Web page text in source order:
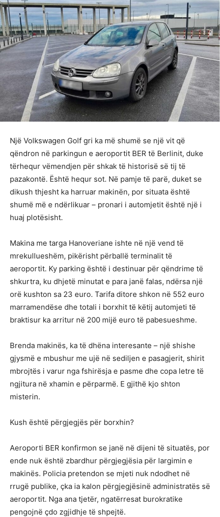
Një Volkswagen Golf gri ka më shumë se një vit që
qëndron në parkingun e aeroportit BER të Berlinit, duke
tërhequr vëmendjen për shkak të historisë së tij të
pazakontë. Është hequr sot. Në pamje të parë, duket se
dikush thjesht ka harruar makinën, por situata është
shumë më e ndërlikuar – pronari i automjetit është një i
huaj plotësisht.
Makina me targa Hanoveriane ishte në një vend të
mrekullueshëm, pikërisht përballë terminalit të
aeroportit. Ky parking është i destinuar për qëndrime të
shkurtra, ku dhjetë minutat e para janë falas, ndërsa një
orë kushton sa 23 euro. Tarifa ditore shkon në 552 euro
marramendëse dhe totali i borxhit të këtij automjeti të
braktisur ka arritur në 200 mijë euro të pabesueshme.
Brenda makinës, ka të dhëna interesante – një shishe
gjysmë e mbushur me ujë në sediljen e pasagjerit, shirit
mbrojtës i varur nga fshirësja e pasme dhe copa letre të
ngjitura në xhamin e përparmë. E gjithë kjo shton
misterin.
Kush është përgjegjës për borxhin?
Aeroporti BER konfirmon se janë në dijeni të situatës, por
ende nuk është zbardhur përgjegjësia për largimin e
makinës. Policia pretendon se mjeti nuk ndodhet në
rrugë publike, çka ia kalon përgjegjësinë administratës së
aeroportit. Nga ana tjetër, ngatërresat burokratike
pengojnë çdo zgjidhje të shpejtë.